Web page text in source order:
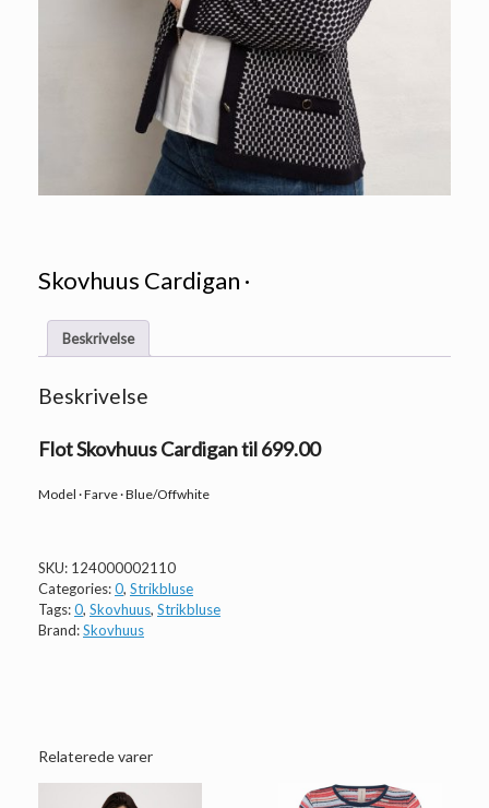
Skovhuus Cardigan ·
Beskrivelse
Beskrivelse
Flot Skovhuus Cardigan til 699.00
Model · Farve · Blue/Offwhite
SKU: 124000002110
Categories:0, Strikbluse
Tags:0, Skovhuus, Strikbluse
Brand:Skovhuus
Relaterede varer